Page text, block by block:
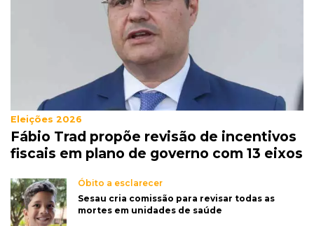
Eleições 2026
Fábio Trad propõe revisão de incentivos
fiscais em plano de governo com 13 eixos
Óbito a esclarecer
Sesau cria comissão para revisar todas as
mortes em unidades de saúde